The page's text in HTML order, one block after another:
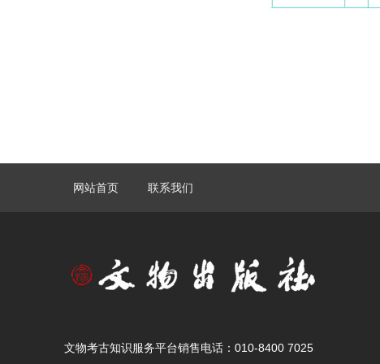
网站首页 联系我们
文物考古知识服务平台销售电话：010-8400 7025